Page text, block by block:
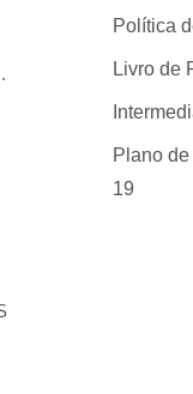
Política
Livro de
Plano
19